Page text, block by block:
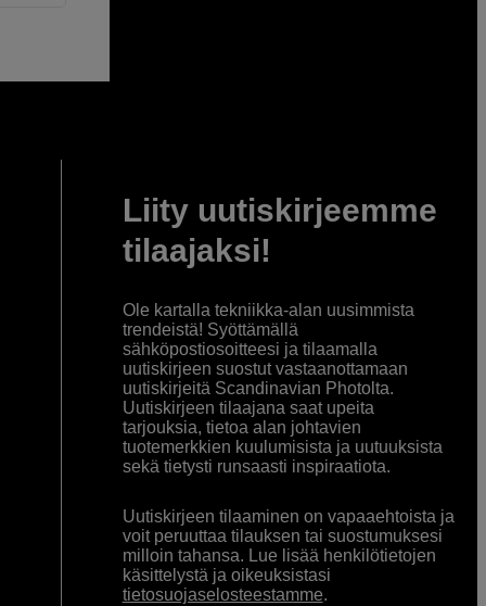
Liity uutiskirjeemme
tilaajaksi!
Ole kartalla tekniikka-alan uusimmista
trendeistä! Syöttämällä
sähköpostiosoitteesi ja tilaamalla
uutiskirjeen suostut vastaanottamaan
uutiskirjeitä Scandinavian Photolta.
Uutiskirjeen tilaajana saat upeita
tarjouksia, tietoa alan johtavien
tuotemerkkien kuulumisista ja uutuuksista
sekä tietysti runsaasti inspiraatiota.
Uutiskirjeen tilaaminen on vapaaehtoista ja
voit peruuttaa tilauksen tai suostumuksesi
milloin tahansa. Lue lisää henkilötietojen
käsittelystä ja oikeuksistasi
tietosuojaselosteestamme.